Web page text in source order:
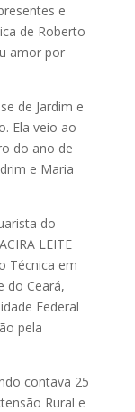
e
de Roberto
amor por
de Jardim e
Ela veio ao
do ano de
e Maria
do
LEITE
Técnica em
do Ceará,
Federal
pela
contava 25
Rural e